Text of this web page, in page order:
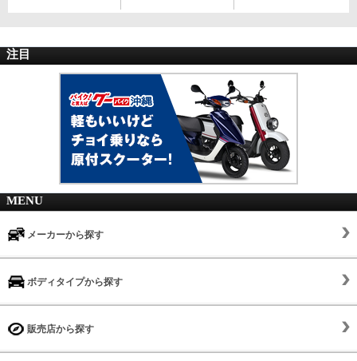
注目
MENU
メーカーから探す
ボディタイプから探す
販売店から探す